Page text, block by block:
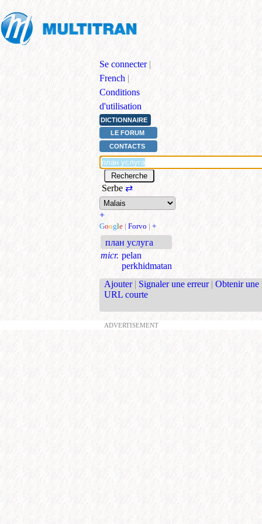
Se connecter |
French |
Conditions
d'utilisation
DICTIONNAIRE
LE FORUM
CONTACTS
Serbe ⇄
+
Google | Forvo | +
план услуга
micr. pelan
perkhidmatan
Ajouter | Signaler une erreur | Obtenir une
URL courte
ADVERTISEMENT